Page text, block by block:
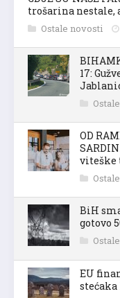
trošarina nestale,
Ostale novosti
17:
OD
viteške
BiH
gotovo
EU